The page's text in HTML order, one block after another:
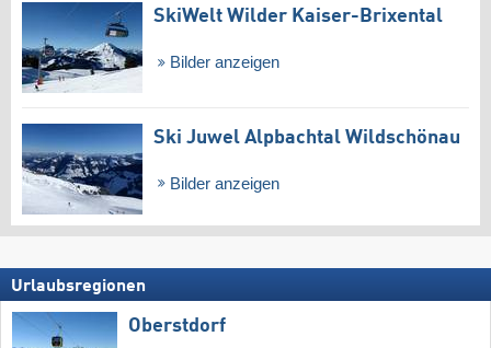
SkiWelt Wilder Kaiser-Brixental
Bilder anzeigen
Ski Juwel Alpbachtal Wildschönau
Bilder anzeigen
Urlaubsregionen
Oberstdorf